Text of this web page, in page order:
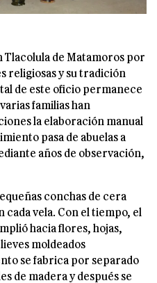
Tlacolula de Matamoros por
religiosas y su tradición
de este oficio permanece
familias han
la elaboración manual
pasa de abuelas a
años de observación,
conchas de cera
vela. Con el tiempo, el
hacia flores, hojas,
moldeados
se fabrica por separado
de madera y después se